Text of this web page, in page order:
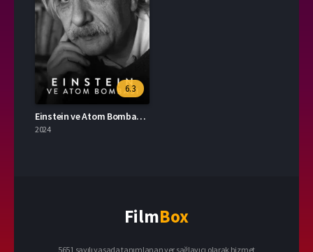
6.3
Einstein ve Atom Bombası 2024 – Einstein and the Bomb 1080p Turkce Dublaj izle
2024
FilmBox
5651 sayılı yasada tanımlanan yer sağlayıcı olarak hizmet